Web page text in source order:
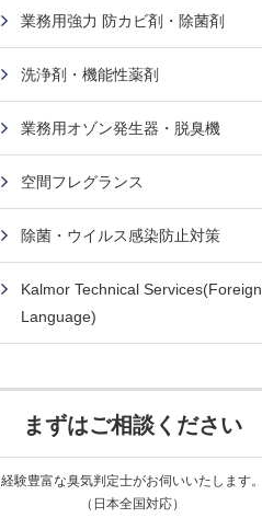
業務用強力 防カビ剤・除菌剤
洗浄剤・機能性薬剤
業務用オゾン発生器・脱臭機
空間フレグランス
除菌・ウイルス感染防止対策
Kalmor Technical Services(Foreign
Language)
まずはご相談ください
経験豊富な臭気判定士がお伺いいたします。
（日本全国対応）